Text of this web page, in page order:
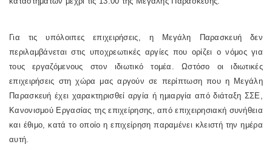
Για τις υπόλοιπες επιχειρήσεις, η Μεγάλη Παρασκευή δεν
περιλαμβάνεται στις υποχρεωτικές αργίες που ορίζει ο νόμος για
τους εργαζόμενους στον ιδιωτικό τομέα. Ωστόσο οι ιδιωτικές
επιχειρήσεις στη χώρα μας αργούν σε περίπτωση που η Μεγάλη
Παρασκευή έχει χαρακτηρισθεί αργία ή ημιαργία από διάταξη ΣΣΕ,
Κανονισμού Εργασίας της επιχείρησης, από επιχειρησιακή συνήθεια
και έθιμο, κατά το οποίο η επιχείρηση παραμένει κλειστή την ημέρα
αυτή.